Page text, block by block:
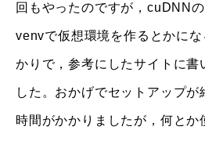
回もやったのですが，cuDNN
venvで仮想環境を作るとかに
かりで，参考にしたサイトに書
した。おかげでセットアップが
時間がかかりましたが，何とか